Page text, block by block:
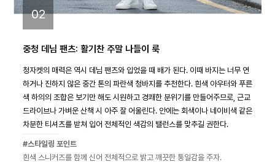
02
중청 데님 팬츠: 활기찬 주말 나들이 룩
청자켓의 매력은 역시 데님 팬츠와 입었을 때 배가 된다. 이때 바지는 너무 연
하거나 진하지 않은 중간 톤의 파란색 청바지를 추천한다. 흰색 아우터와 푸른
색 하의의 조합은 보기만 해도 시원하고 경쾌한 분위기를 만들어주므로, 근교
드라이브나 가벼운 산책 시 아주 잘 어울린다. 안에는 회색이나 네이비색 같은
차분한 티셔츠를 받쳐 입어 전체적인 색감의 밸런스를 맞추길 권한다.
#스타일링 포인트
흰색 스니커즈를 함께 신어 전체적으로 밝고 깨끗한 통일감을 주자.